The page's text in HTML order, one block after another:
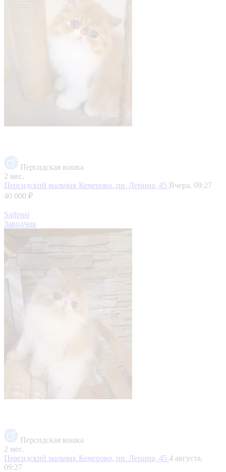
Персидская кошка
2 мес.
Персидский мальчик Кемерово, пр. Ленина, 45 Вчера, 09:27
40 000 ₽
Sajfensi
Заводчик
Персидская кошка
2 мес.
Персидский мальчик Кемерово, пр. Ленина, 45 4 августа,
09:27